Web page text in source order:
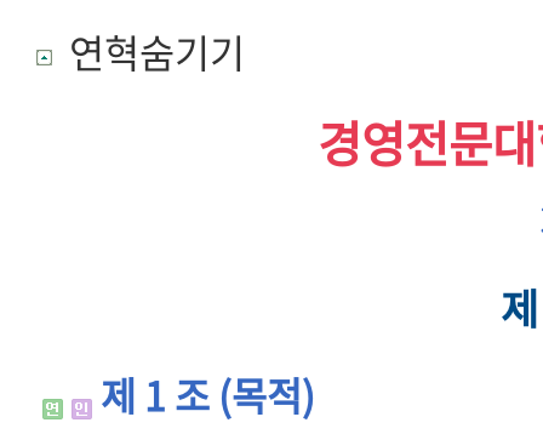
연혁숨기기
경영전문
제 1 조 (목적)